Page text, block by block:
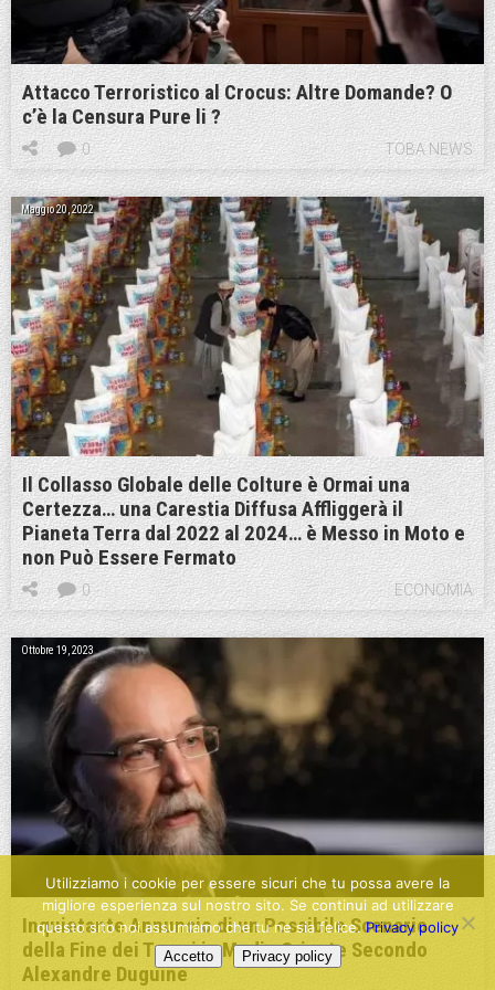
Attacco Terroristico al Crocus: Altre Domande? O
c’è la Censura Pure li ?
TOBA NEWS
0
Maggio 20, 2022
Il Collasso Globale delle Colture è Ormai una
Certezza… una Carestia Diffusa Affliggerà il
Pianeta Terra dal 2022 al 2024… è Messo in Moto e
non Può Essere Fermato
ECONOMIA
0
Ottobre 19, 2023
Inquietante Annuncio di un Possibile Scenario
della Fine dei Tempi in Medio Oriente Secondo
Alexandre Duguine
Utilizziamo i cookie per essere sicuri che tu possa avere la
migliore esperienza sul nostro sito. Se continui ad utilizzare
questo sito noi assumiamo che tu ne sia felice.Privacy policy
Accetto Privacy policy